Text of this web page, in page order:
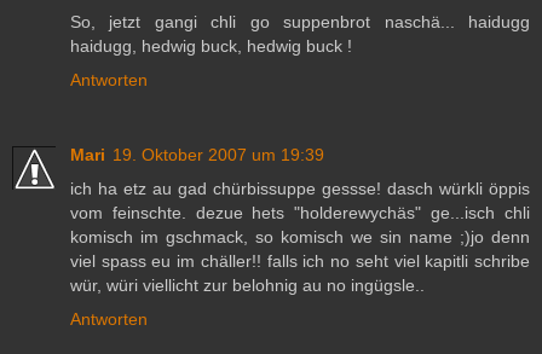
So, jetzt gangi chli go suppenbrot naschä... haidugg
haidugg, hedwig buck, hedwig buck !
Antworten
Mari 19. Oktober 2007 um 19:39
ich ha etz au gad chürbissuppe gessse! dasch würkli öppis
vom feinschte. dezue hets "holderewychäs" ge...isch chli
komisch im gschmack, so komisch we sin name ;)jo denn
viel spass eu im chäller!! falls ich no seht viel kapitli schribe
wür, würi viellicht zur belohnig au no ingügsle..
Antworten